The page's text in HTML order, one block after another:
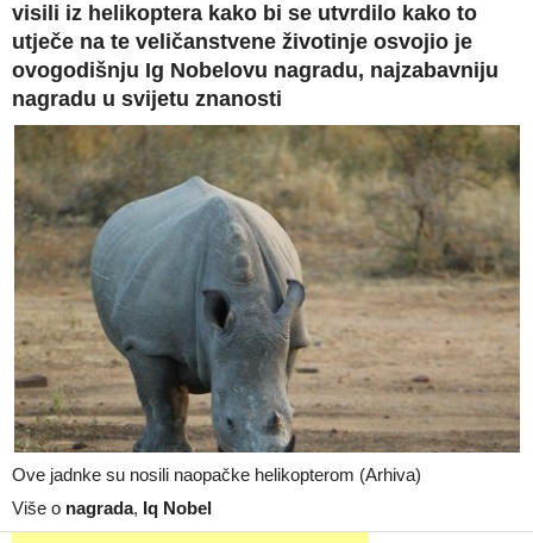
visili iz helikoptera kako bi se utvrdilo kako to
utječe na te veličanstvene životinje osvojio je
ovogodišnju Ig Nobelovu nagradu, najzabavniju
nagradu u svijetu znanosti
Ove jadnke su nosili naopačke helikopterom (Arhiva)
Više o nagrada, Iq Nobel